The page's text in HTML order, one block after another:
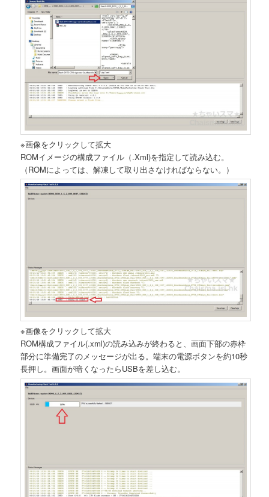
※画像をクリックして拡大
ROMイメージの構成ファイル（.Xml)を指定して読み込む。
（ROMによっては、解凍して取り出さなければならない。）
※画像をクリックして拡大
ROM構成ファイル(.xml)の読み込みが終わると、画面下部の赤枠
部分に準備完了のメッセージが出る。端末の電源ボタンを約10秒
長押し。画面が暗くなったらUSBを差し込む。